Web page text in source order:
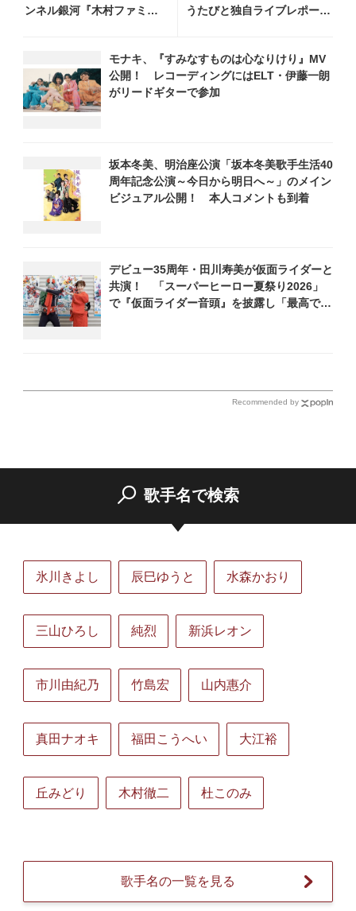
ンネル銀河『木村ファミリ
（土）放送回の収録の模様
を密着レポート！
うたびと独自ライブレポー
しょう！
モナキ、『すみなすものは心なりけり』MV
公開！ レコーディングにはELT・伊藤一朗
がリードギターで参加
坂本冬美、明治座公演「坂本冬美歌手生活40
周年記念公演～今日から明日へ～」のメイン
ビジュアル公開！ 本人コメントも到着
デビュー35周年・田川寿美が仮面ライダーと
共演！ 「スーパーヒーロー夏祭り2026」
で『仮面ライダー音頭』を披露し「最高で
Recommended by
歌手名で検索
氷川きよし 辰巳ゆうと 水森かおり
三山ひろし 純烈 新浜レオン
市川由紀乃 竹島宏 山内惠介
真田ナオキ 福田こうへい 大江裕
丘みどり 木村徹二 杜このみ
歌手名の一覧を見る